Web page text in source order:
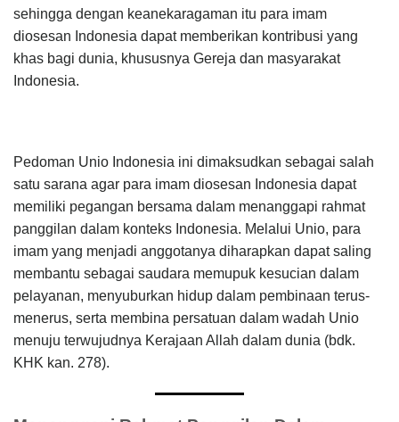
sehingga dengan keanekaragaman itu para imam
diosesan Indonesia dapat memberikan kontribusi yang
khas bagi dunia, khususnya Gereja dan masyarakat
Indonesia.
Pedoman Unio Indonesia ini dimaksudkan sebagai salah
satu sarana agar para imam diosesan Indonesia dapat
memiliki pegangan bersama dalam menanggapi rahmat
panggilan dalam konteks Indonesia. Melalui Unio, para
imam yang menjadi anggotanya diharapkan dapat saling
membantu sebagai saudara memupuk kesucian dalam
pelayanan, menyuburkan hidup dalam pembinaan terus-
menerus, serta membina persatuan dalam wadah Unio
menuju terwujudnya Kerajaan Allah dalam dunia (bdk.
KHK kan. 278).